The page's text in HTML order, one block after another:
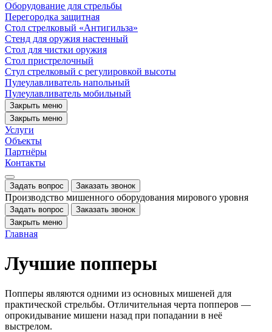
Оборудование для стрельбы
Перегородка защитная
Стол стрелковый «Антигильза»
Стенд для оружия настенный
Стол для чистки оружия
Стол пристрелочный
Стул стрелковый с регулировкой высоты
Пулеулавливатель напольный
Пулеулавливатель мобильный
Закрыть меню
Закрыть меню
Услуги
Объекты
Партнёры
Контакты
Задать вопрос Заказать звонок
Производство мишенного оборудования мирового уровня
Задать вопрос
Заказать звонок
Закрыть меню
Главная
Лучшие попперы
Попперы являются одними из основных мишеней для
практической стрельбы. Отличительная черта попперов —
опрокидывание мишени назад при попадании в неё
выстрелом.